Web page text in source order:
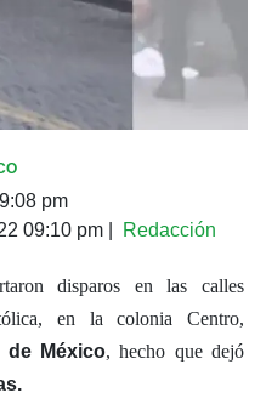
pm
09:10 pm Redacción
disparos en las calles
en la colonia Centro,
de México, hecho que dejó